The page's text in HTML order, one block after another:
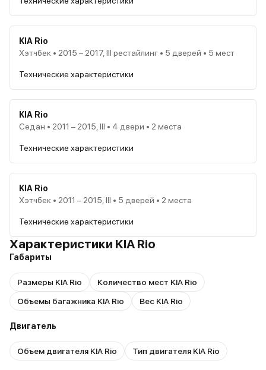
KIA Rio
Хэтчбек • 2015 – 2017, III рестайлинг • 5 дверей • 5 мест
Технические характеристики
KIA Rio
Седан • 2011 – 2015, III • 4 двери • 2 места
Технические характеристики
KIA Rio
Хэтчбек • 2011 – 2015, III • 5 дверей • 2 места
Технические характеристики
Характеристики KIA Rio
Габариты
Размеры KIA Rio
Количество мест KIA Rio
Объемы багажника KIA Rio
Вес KIA Rio
Двигатель
Объем двигателя KIA Rio Тип двигателя KIA Rio